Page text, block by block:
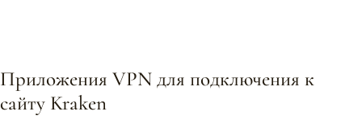
Приложения VPN для подключения к
сайту Kraken